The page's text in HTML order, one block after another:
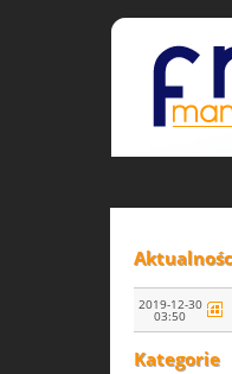
2019-12-30
03:50
Kategorie